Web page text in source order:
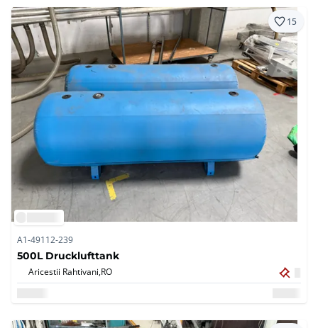
15
A1-49112-239
500L Drucklufttank
Aricestii Rahtivani,RO